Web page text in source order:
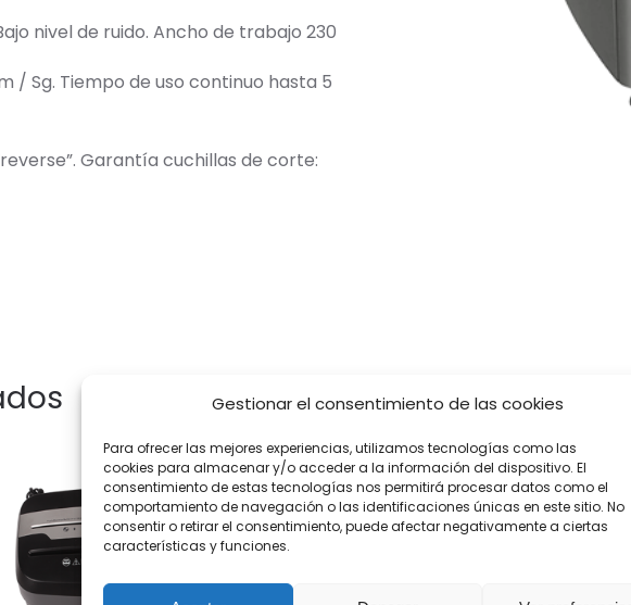
Gestionar el consentimiento de las cookies
Para ofrecer las mejores experiencias, utilizamos tecnologías como las
cookies para almacenar y/o acceder a la información del dispositivo. El
consentimiento de estas tecnologías nos permitirá procesar datos como el
comportamiento de navegación o las identificaciones únicas en este sitio. No
consentir o retirar el consentimiento, puede afectar negativamente a ciertas
características y funciones.
nivel de ruido. Ancho de trabajo 230
/ Sg. Tiempo de uso continuo hasta 5
Garantía cuchillas de corte: